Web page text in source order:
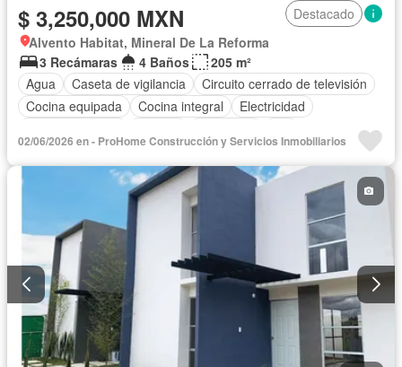
$ 3,250,000 MXN
Destacado
Alvento Habitat, Mineral De La Reforma
3 Recámaras
4 Baños
205 m²
Agua
Caseta de vigilancia
Circuito cerrado de televisión
Cocina equipada
Cocina integral
Electricidad
Zonas verdes
Sin amueblar
02/06/2026 en - ProHome Construcción y Servicios Inmobiliarios